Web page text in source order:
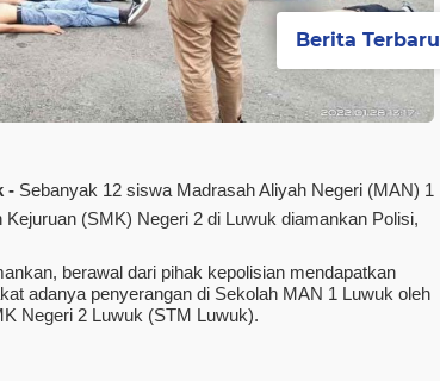
- Sebanyak 12 siswa Madrasah Aliyah Negeri (MAN) 1
(SMK) Negeri 2 di Luwuk diamankan Polisi,
berawal dari pihak kepolisian mendapatkan
adanya penyerangan di Sekolah MAN 1 Luwuk oleh
Negeri 2 Luwuk (STM Luwuk).
Berita Terbaru